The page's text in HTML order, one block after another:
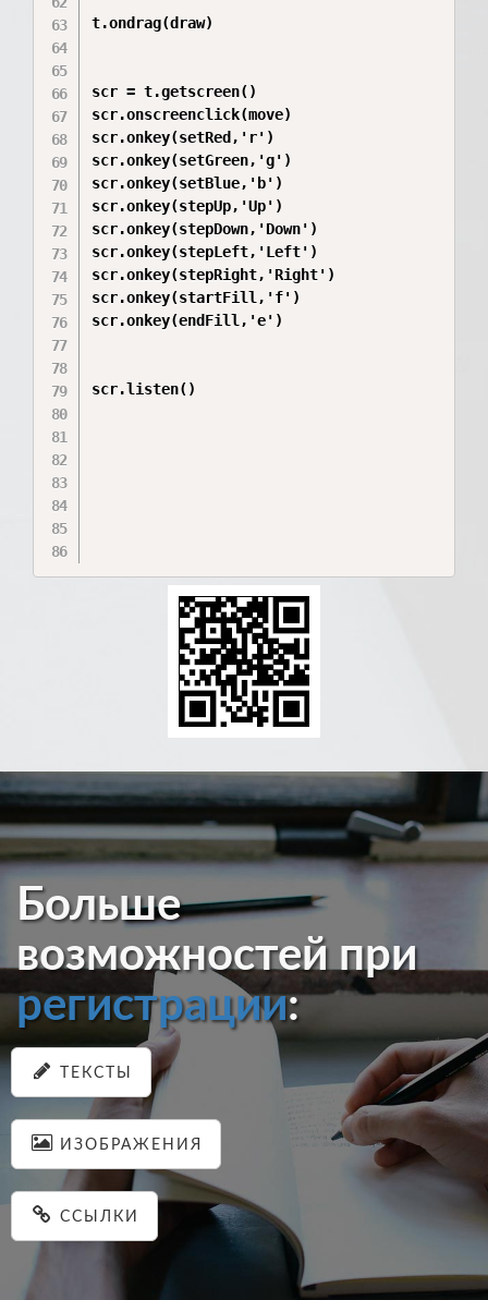
t.ondrag(draw)
scr = t.getscreen()
scr.onscreenclick(move)
scr.onkey(setRed,'r')
scr.onkey(setGreen,'g')
scr.onkey(setBlue,'b')
scr.onkey(stepUp,'Up')
scr.onkey(stepDown,'Down')
scr.onkey(stepLeft,'Left')
scr.onkey(stepRight,'Right')
scr.onkey(startFill,'f')
scr.onkey(endFill,'e')
scr.listen()
Больше
возможностей при
регистрации:
ТЕКСТЫ
ИЗОБРАЖЕНИЯ
ССЫЛКИ